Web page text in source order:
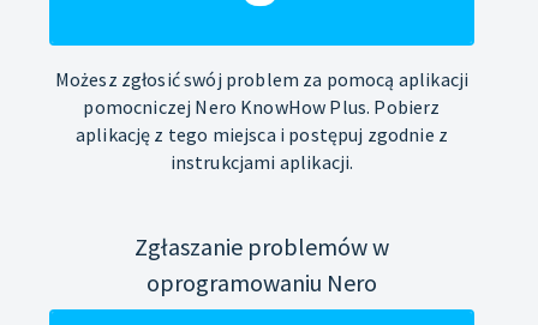
Możesz zgłosić swój problem za pomocą aplikacji
pomocniczej Nero KnowHow Plus. Pobierz
aplikację z tego miejsca i postępuj zgodnie z
instrukcjami aplikacji.
Zgłaszanie problemów w
oprogramowaniu Nero